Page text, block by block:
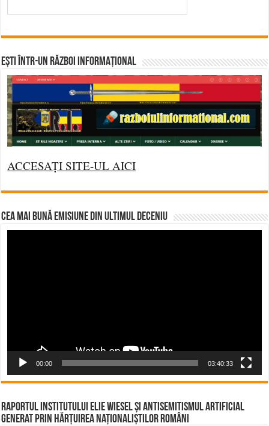
Ești într-un RĂZBOI INFORMAȚIONAL
ACCESAȚI SITE-UL AICI
CEA MAI BUNĂ EMISIUNE DIN ULTIMUL DECENIU
00:00 03:40:33
Raportul Institutului Elie Wiesel și Antisemitismul Artificial
Generat prin Hărțuirea Naționaliștilor Români